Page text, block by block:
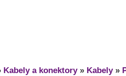
Kabely a konektory» Kabely»